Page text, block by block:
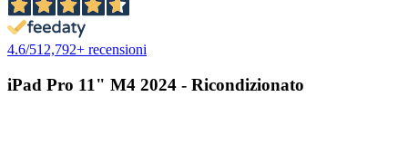
4.6/512,792+ recensioni
iPad Pro 11" M4 2024 - Ricondizionato